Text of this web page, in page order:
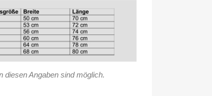
diesen Angaben sind möglich.